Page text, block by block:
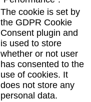
The cookie is set by
the GDPR Cookie
Consent plugin and
is used to store
whether or not user
has consented to the
use of cookies. It
does not store any
personal data.